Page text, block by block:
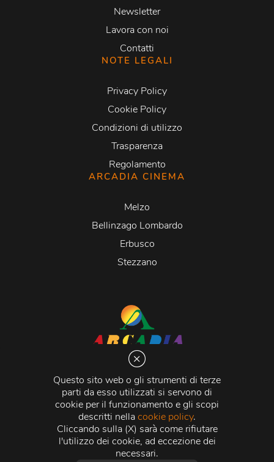
Questo sito web o gli strumenti di terze
parti da esso utilizzati si servono di
cookie per il funzionamento e gli scopi
descritti nellacookie policy.
Cliccando sulla (X) sarà come rifiutare
l'utilizzo dei cookie, ad eccezione dei
necessari.
Newsletter
Lavora con noi
Contatti
NOTE LEGALI
Privacy Policy
Cookie Policy
Condizioni di utilizzo
Trasparenza
Regolamento
ARCADIA CINEMA
Melzo
Bellinzago Lombardo
Erbusco
Stezzano
Via Martiri della Libertà 20066 Melzo (MI)
C.C.I.A.A. - R.E.A di Milano n. 1427910
Registro delle Imprese di Milano n. 338392 -
Fiscale e Partita Iva11015840157 | Capitale Sociale
500.000,00 i.v.
Credits:Crea Informatica S.r.l. 2026 © Tutti i diritti
riservati.